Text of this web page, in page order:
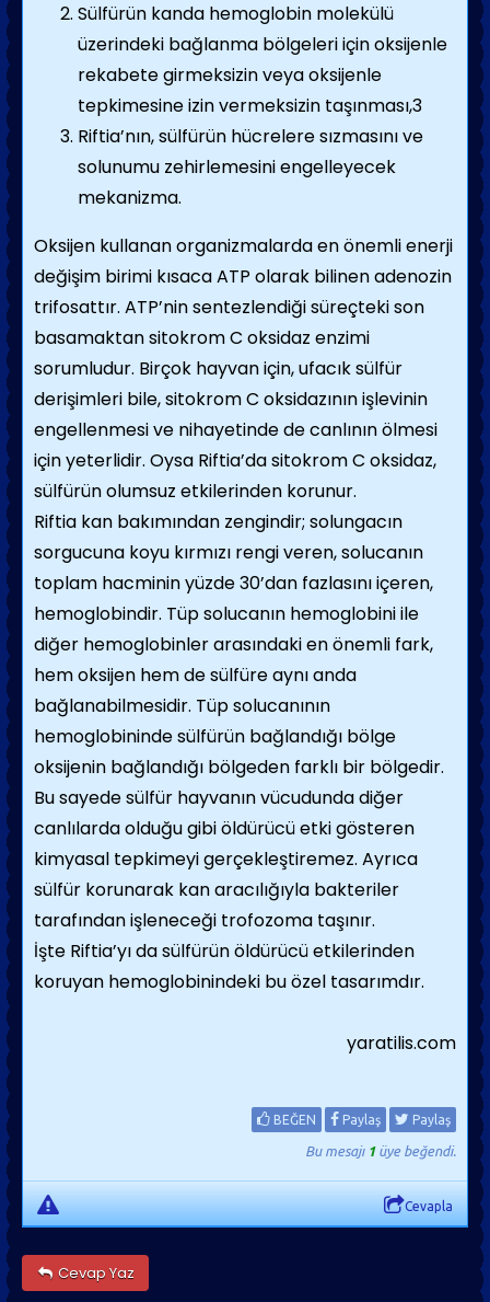
Sülfürün kanda hemoglobin molekülü
üzerindeki bağlanma bölgeleri için oksijenle
rekabete girmeksizin veya oksijenle
tepkimesine izin vermeksizin taşınması,3
Riftia’nın, sülfürün hücrelere sızmasını ve
solunumu zehirlemesini engelleyecek
mekanizma.
Oksijen kullanan organizmalarda en önemli enerji
değişim birimi kısaca ATP olarak bilinen adenozin
trifosattır. ATP’nin sentezlendiği süreçteki son
basamaktan sitokrom C oksidaz enzimi
sorumludur. Birçok hayvan için, ufacık sülfür
derişimleri bile, sitokrom C oksidazının işlevinin
engellenmesi ve nihayetinde de canlının ölmesi
için yeterlidir. Oysa Riftia’da sitokrom C oksidaz,
sülfürün olumsuz etkilerinden korunur.
Riftia kan bakımından zengindir; solungacın
sorgucuna koyu kırmızı rengi veren, solucanın
toplam hacminin yüzde 30’dan fazlasını içeren,
hemoglobindir. Tüp solucanın hemoglobini ile
diğer hemoglobinler arasındaki en önemli fark,
hem oksijen hem de sülfüre aynı anda
bağlanabilmesidir. Tüp solucanının
hemoglobininde sülfürün bağlandığı bölge
oksijenin bağlandığı bölgeden farklı bir bölgedir.
Bu sayede sülfür hayvanın vücudunda diğer
canlılarda olduğu gibi öldürücü etki gösteren
kimyasal tepkimeyi gerçekleştiremez. Ayrıca
sülfür korunarak kan aracılığıyla bakteriler
tarafından işleneceği trofozoma taşınır.
İşte Riftia’yı da sülfürün öldürücü etkilerinden
koruyan hemoglobinindeki bu özel tasarımdır.
yaratilis.com
BEĞEN Paylaş Paylaş
Bu mesajı 1üye beğendi.
Cevapla
Cevap Yaz